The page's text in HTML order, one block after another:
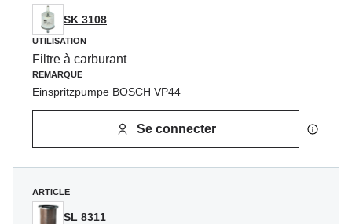
SK 3108
UTILISATION
Filtre à carburant
REMARQUE
Einspritzpumpe BOSCH VP44
Se connecter
ARTICLE
SL 8311